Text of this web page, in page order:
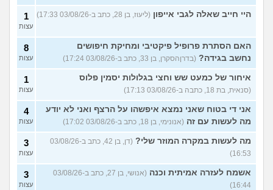
היי חייב שאלה לגבי אייפון (ליעוז, בן 28, כתב ב-03/08/26 17:33) 1
עצות
האם הסתרת פרופיל פיקטיבי ומחיקת חיפושים
נחשב בגידה? (בדרןהסקרן, בן 33, כתב ב-03/08/26 17:24)
8
עצות
איחור של כמעט שש וחצי בגלולות יסמין פלוס
(סנאית, בת 18, כתבה ב-03/08/26 17:13)
1
עצות
אני די בטוח שאני נמצא איפשהו על הרצף ואני לא יודע
מה לעשות עם זה (אנונימי, בן 18, כתב ב-03/08/26 17:02)
4
עצות
מה לעשות במקרה המוזר שלי?
(דן, בן 42, כתב ב-03/08/26
16:53)
3
עצות
אשמח לעזרה אמיתית וכנה
(אנושי, בן 27, כתב ב-03/08/26
16:44)
3
עצות